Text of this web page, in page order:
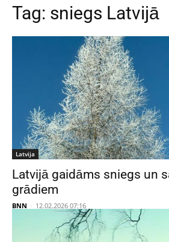
Tag: sniegs Latvijā
Latvija
Latvijā gaidāms sniegs un
grādiem
BNN - 12.02.2026 07:16